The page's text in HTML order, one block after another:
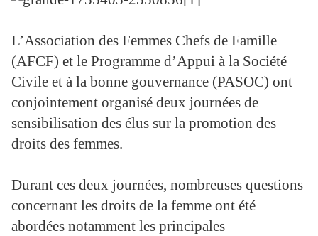
L’Association des Femmes Chefs de Famille
(AFCF) et le Programme d’Appui à la Société
Civile et à la bonne gouvernance (PASOC) ont
conjointement organisé deux journées de
sensibilisation des élus sur la promotion des
droits des femmes.
Durant ces deux journées, nombreuses questions
concernant les droits de la femme ont été
abordées notamment les principales